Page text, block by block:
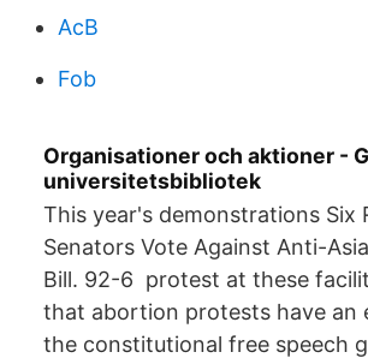
AcB
Fob
Organisationer och aktioner -
universitetsbibliotek
This year's demonstrations Six
Senators Vote Against Anti-
Bill. 92-6 protest at these
that abortion protests have an
the constitutional free speech